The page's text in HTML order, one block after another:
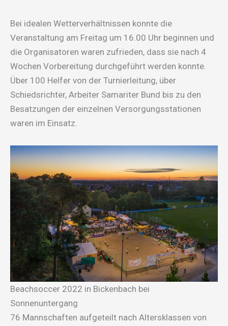
Bei idealen Wetterverhältnissen konnte die
Veranstaltung am Freitag um 16.00 Uhr beginnen und
die Organisatoren waren zufrieden, dass sie nach 4
Wochen Vorbereitung durchgeführt werden konnte.
Über 100 Helfer von der Turnierleitung, über
Schiedsrichter, Arbeiter Samariter Bund bis zu den
Besatzungen der einzelnen Versorgungsstationen
waren im Einsatz.
Beachsoccer 2022 in Bickenbach bei
Sonnenuntergang
76 Mannschaften aufgeteilt nach Altersklassen von